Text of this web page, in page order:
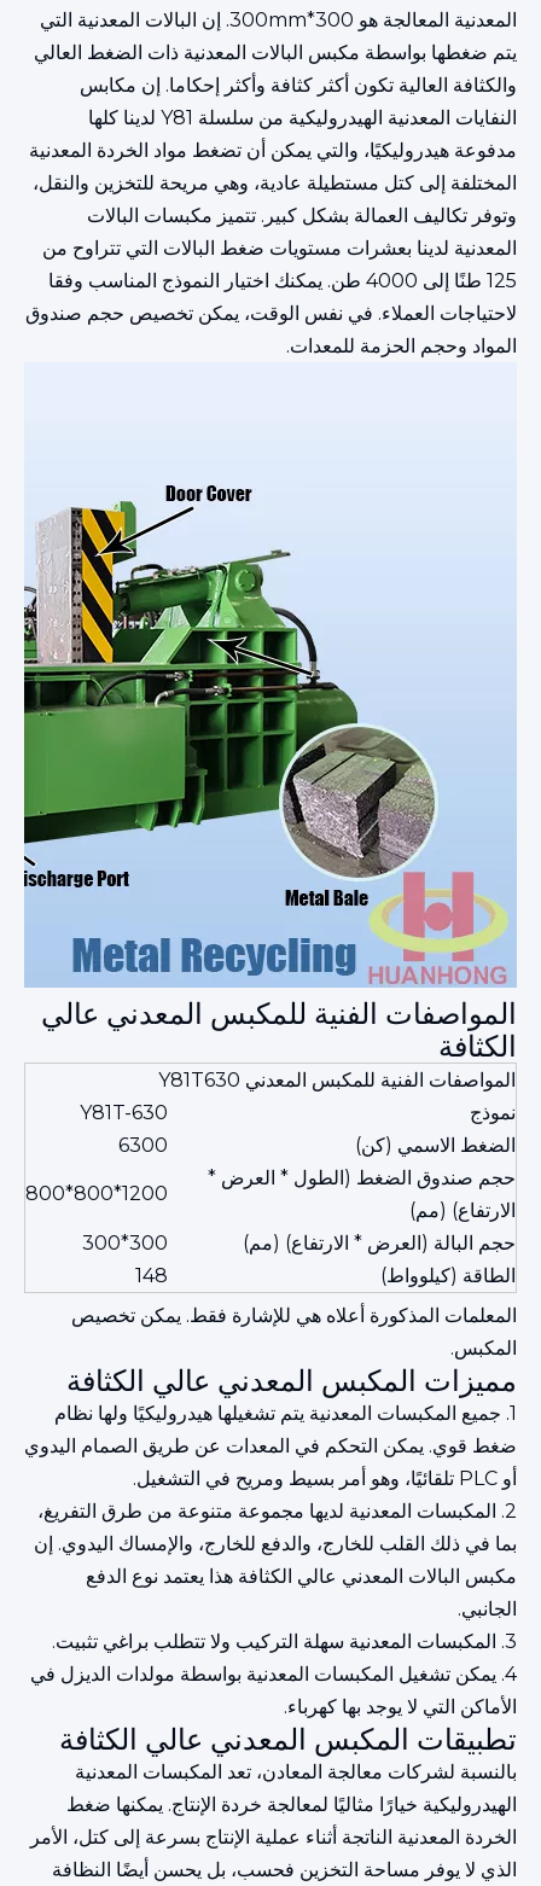
المعدنية المعالجة هو 300*300mm. إن البالات المعدنية التي
يتم ضغطها بواسطة مكبس البالات المعدنية ذات الضغط العالي
والكثافة العالية تكون أكثر كثافة وأكثر إحكاما. إن مكابس
النفايات المعدنية الهيدروليكية من سلسلة Y81 لدينا كلها
مدفوعة هيدروليكيًا، والتي يمكن أن تضغط مواد الخردة المعدنية
المختلفة إلى كتل مستطيلة عادية، وهي مريحة للتخزين والنقل،
وتوفر تكاليف العمالة بشكل كبير. تتميز مكبسات البالات
المعدنية لدينا بعشرات مستويات ضغط البالات التي تتراوح من
125 طنًا إلى 4000 طن. يمكنك اختيار النموذج المناسب وفقا
لاحتياجات العملاء. في نفس الوقت، يمكن تخصيص حجم صندوق
المواد وحجم الحزمة للمعدات.
المواصفات الفنية للمكبس المعدني عالي
الكثافة
المواصفات الفنية للمكبس المعدني Y81T630
نموذج
Y81T-630
الضغط الاسمي (كن)
6300
حجم صندوق الضغط (الطول * العرض *
الارتفاع) (مم)
1200*800*800
حجم البالة (العرض * الارتفاع) (مم)
300*300
الطاقة (كيلوواط)
148
المعلمات المذكورة أعلاه هي للإشارة فقط. يمكن تخصيص
المكبس.
مميزات المكبس المعدني عالي الكثافة
1. جميع المكبسات المعدنية يتم تشغيلها هيدروليكيًا ولها نظام
ضغط قوي. يمكن التحكم في المعدات عن طريق الصمام اليدوي
أو PLC تلقائيًا، وهو أمر بسيط ومريح في التشغيل.
2. المكبسات المعدنية لديها مجموعة متنوعة من طرق التفريغ،
بما في ذلك القلب للخارج، والدفع للخارج، والإمساك اليدوي. إن
مكبس البالات المعدني عالي الكثافة هذا يعتمد نوع الدفع
الجانبي.
3. المكبسات المعدنية سهلة التركيب ولا تتطلب براغي تثبيت.
4. يمكن تشغيل المكبسات المعدنية بواسطة مولدات الديزل في
الأماكن التي لا يوجد بها كهرباء.
تطبيقات المكبس المعدني عالي الكثافة
بالنسبة لشركات معالجة المعادن، تعد المكبسات المعدنية
الهيدروليكية خيارًا مثاليًا لمعالجة خردة الإنتاج. يمكنها ضغط
الخردة المعدنية الناتجة أثناء عملية الإنتاج بسرعة إلى كتل، الأمر
الذي لا يوفر مساحة التخزين فحسب، بل يحسن أيضًا النظافة